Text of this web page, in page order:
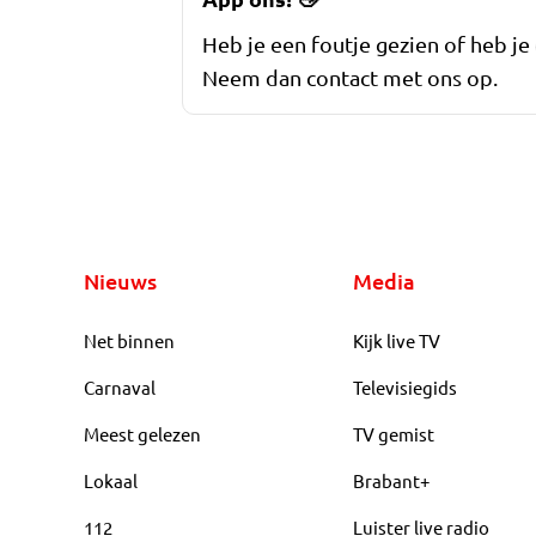
Heb je een foutje gezien of heb
Neem dan contact met ons op.
Nieuws
Net binnen
Carnaval
Meest gelezen
Lokaal
112
Media
Kijk live TV
Televisiegids
TV gemist
Brabant+
Luister live radio